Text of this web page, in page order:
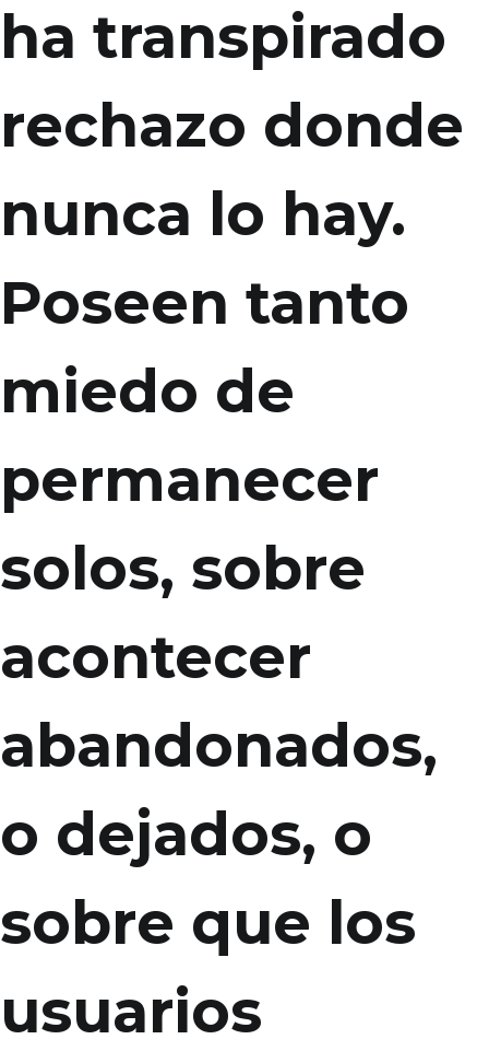
ha transpirado
rechazo donde
nunca lo hay.
Poseen tanto
miedo de
permanecer
solos, sobre
acontecer
abandonados,
o dejados, o
sobre que los
usuarios